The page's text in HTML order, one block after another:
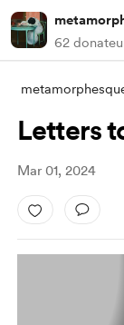
62
Letters
Mar 01, 2024